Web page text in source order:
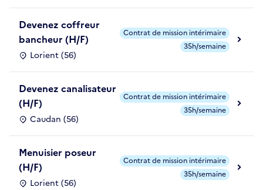
Devenez coffreur
bancheur (H/F)
Lorient (56)
Contrat de mission intérimaire
35h/semaine
Devenez canalisateur
(H/F)
Caudan (56)
Contrat de mission intérimaire
35h/semaine
Menuisier poseur
(H/F)
Lorient (56)
Contrat de mission intérimaire
35h/semaine